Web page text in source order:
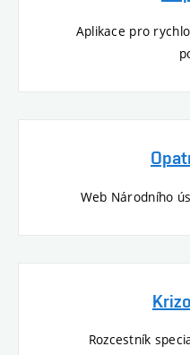
Aplikace pro
Web Národního
Rozcestník